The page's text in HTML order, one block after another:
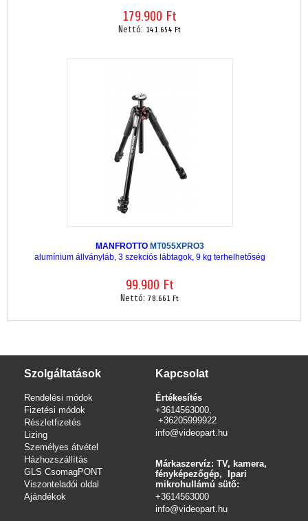
179.900 Ft
Nettó: 141.654 Ft
MANFROTTO MT055XPRO3
alumínium állványláb, 3 szekciós lábtagok, 9 kg terhelhetőség
99.900 Ft
Nettó: 78.661 Ft
Szolgáltatások
Rendelési módok
Fizetési módok
Részletfizetés
Lizing
Személyes átvétel
Házhozszállítás
GLS CsomagPONT
Viszonteladói oldal
Ajándékok
Kapcsolat
Értékesítés
+3614563000,
+36205999922
info@videopart.hu
Márkaszervíz: TV, kamera,
fényképezőgép, Ipari
mikrohullámú sütő:
+3614563000
info@videopart.hu